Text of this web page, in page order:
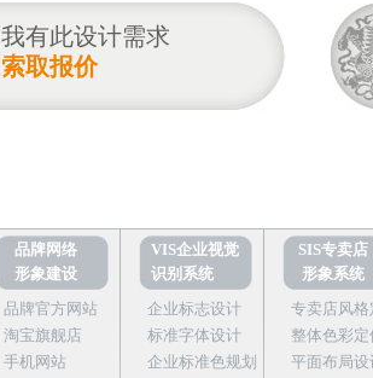
我有此设计需求
索取报价
品牌网络
形象建设
品牌官方网站
淘宝旗舰店
手机网站
VIS企业视觉
识别系统
企业标志设计
标准字体设计
企业标准色规划
SIS专卖店
形象系统
专卖店风格
整体色彩定
平面布局设